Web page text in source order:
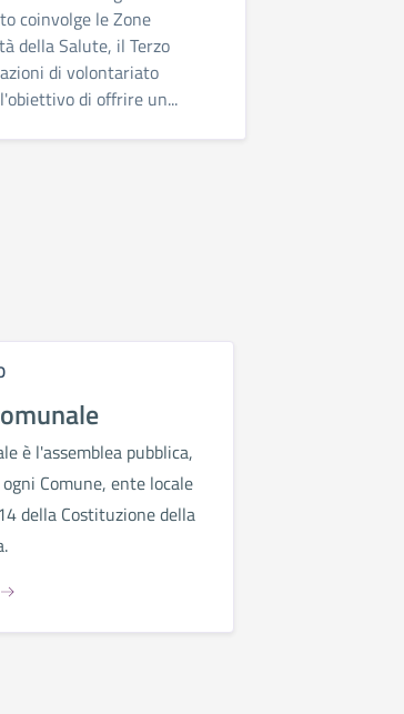
coinvolge le Zone
della Salute, il Terzo
di volontariato
di offrire un...
è l'assemblea pubblica,
Comune, ente locale
della Costituzione della